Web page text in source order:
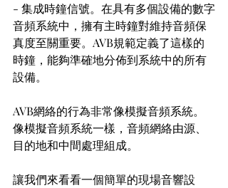
- 集成時鐘信號。在具有多個設備的數字
音頻系統中，擁有主時鐘對維持音頻保
真度至關重要。AVB規範定義了這樣的
時鐘，能夠準確地分佈到系統中的所有
設備。
AVB網絡的行為非常像模擬音頻系統。
像模擬音頻系統一樣，音頻網絡由源、
目的地和中間處理組成。
讓我們來看看一個簡單的現場音響設